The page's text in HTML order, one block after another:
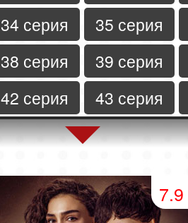
34 серия
35 серия
38 серия
39 серия
42 серия
43 серия
46 серия
47 серия
50 серия
51 серия
54 серия
55 серия
7.9